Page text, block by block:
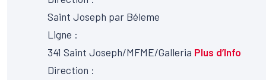
Saint Joseph par Béleme
Ligne :
341 Saint Joseph/MFME/Galleria Plus d’Info
Direction :